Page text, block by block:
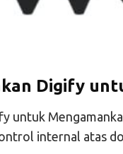
Digify
untuk
internal atas